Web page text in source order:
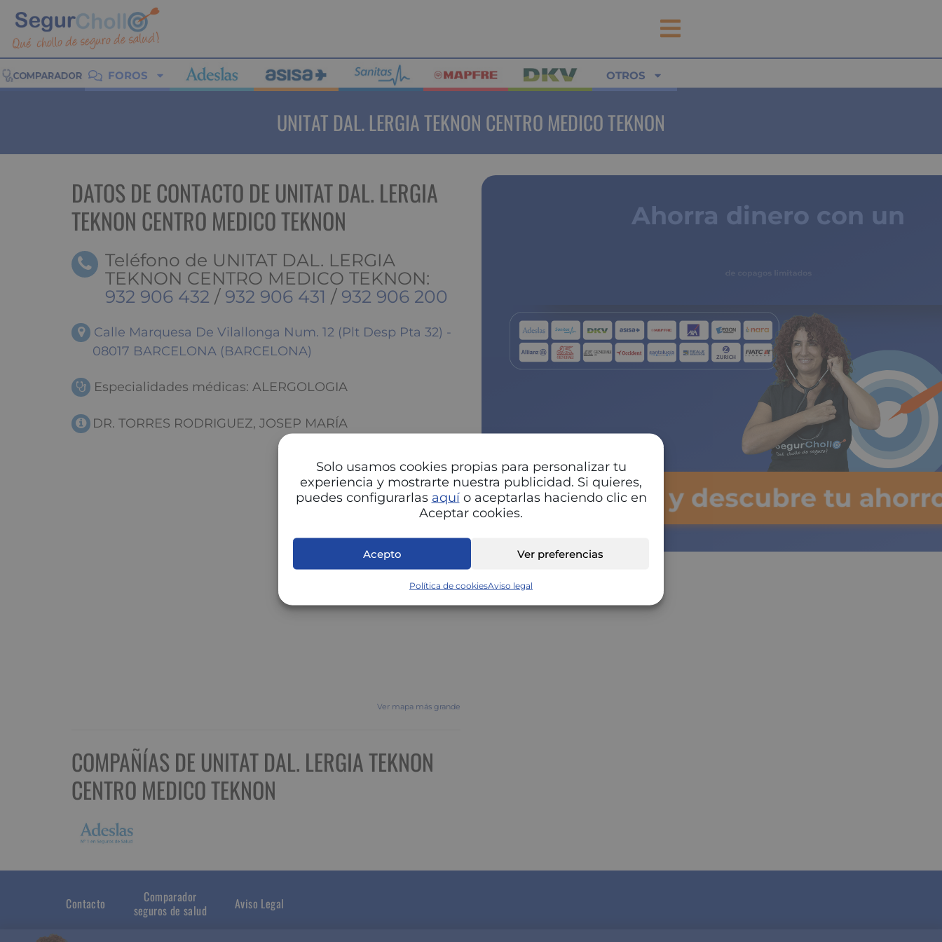
Solo usamos cookies propias para personalizar tu
experiencia y mostrarte nuestra publicidad. Si quieres,
puedes configurarlas aquío aceptarlas haciendo clic en
Aceptar cookies.
Acepto Ver preferencias
Política de cookiesAviso legal
FOROS OTROS
UNITAT DAL. LERGIA TEKNON CENTRO MEDICO TEKNON
DATOS DE CONTACTO DE UNITAT DAL. LERGIA
TEKNON CENTRO MEDICO TEKNON
Teléfono de UNITAT DAL. LERGIA
TEKNON CENTRO MEDICO TEKNON:
932 906 432 / 932 906 431 / 932 906 200
Calle Marquesa De Vilallonga Num. 12 (Plt Desp Pta 32) -
08017 BARCELONA (BARCELONA)
Especialidades médicas: ALERGOLOGIA
DR. TORRES RODRIGUEZ, JOSEP MARÍA
Ver mapa más grande
COMPAÑÍAS DE UNITAT DAL. LERGIA TEKNON
CENTRO MEDICO TEKNON
Ahorra dinero con un
Pulsa y descubre tu ahorro
Contacto
Comparador
seguros de salud
Aviso Legal